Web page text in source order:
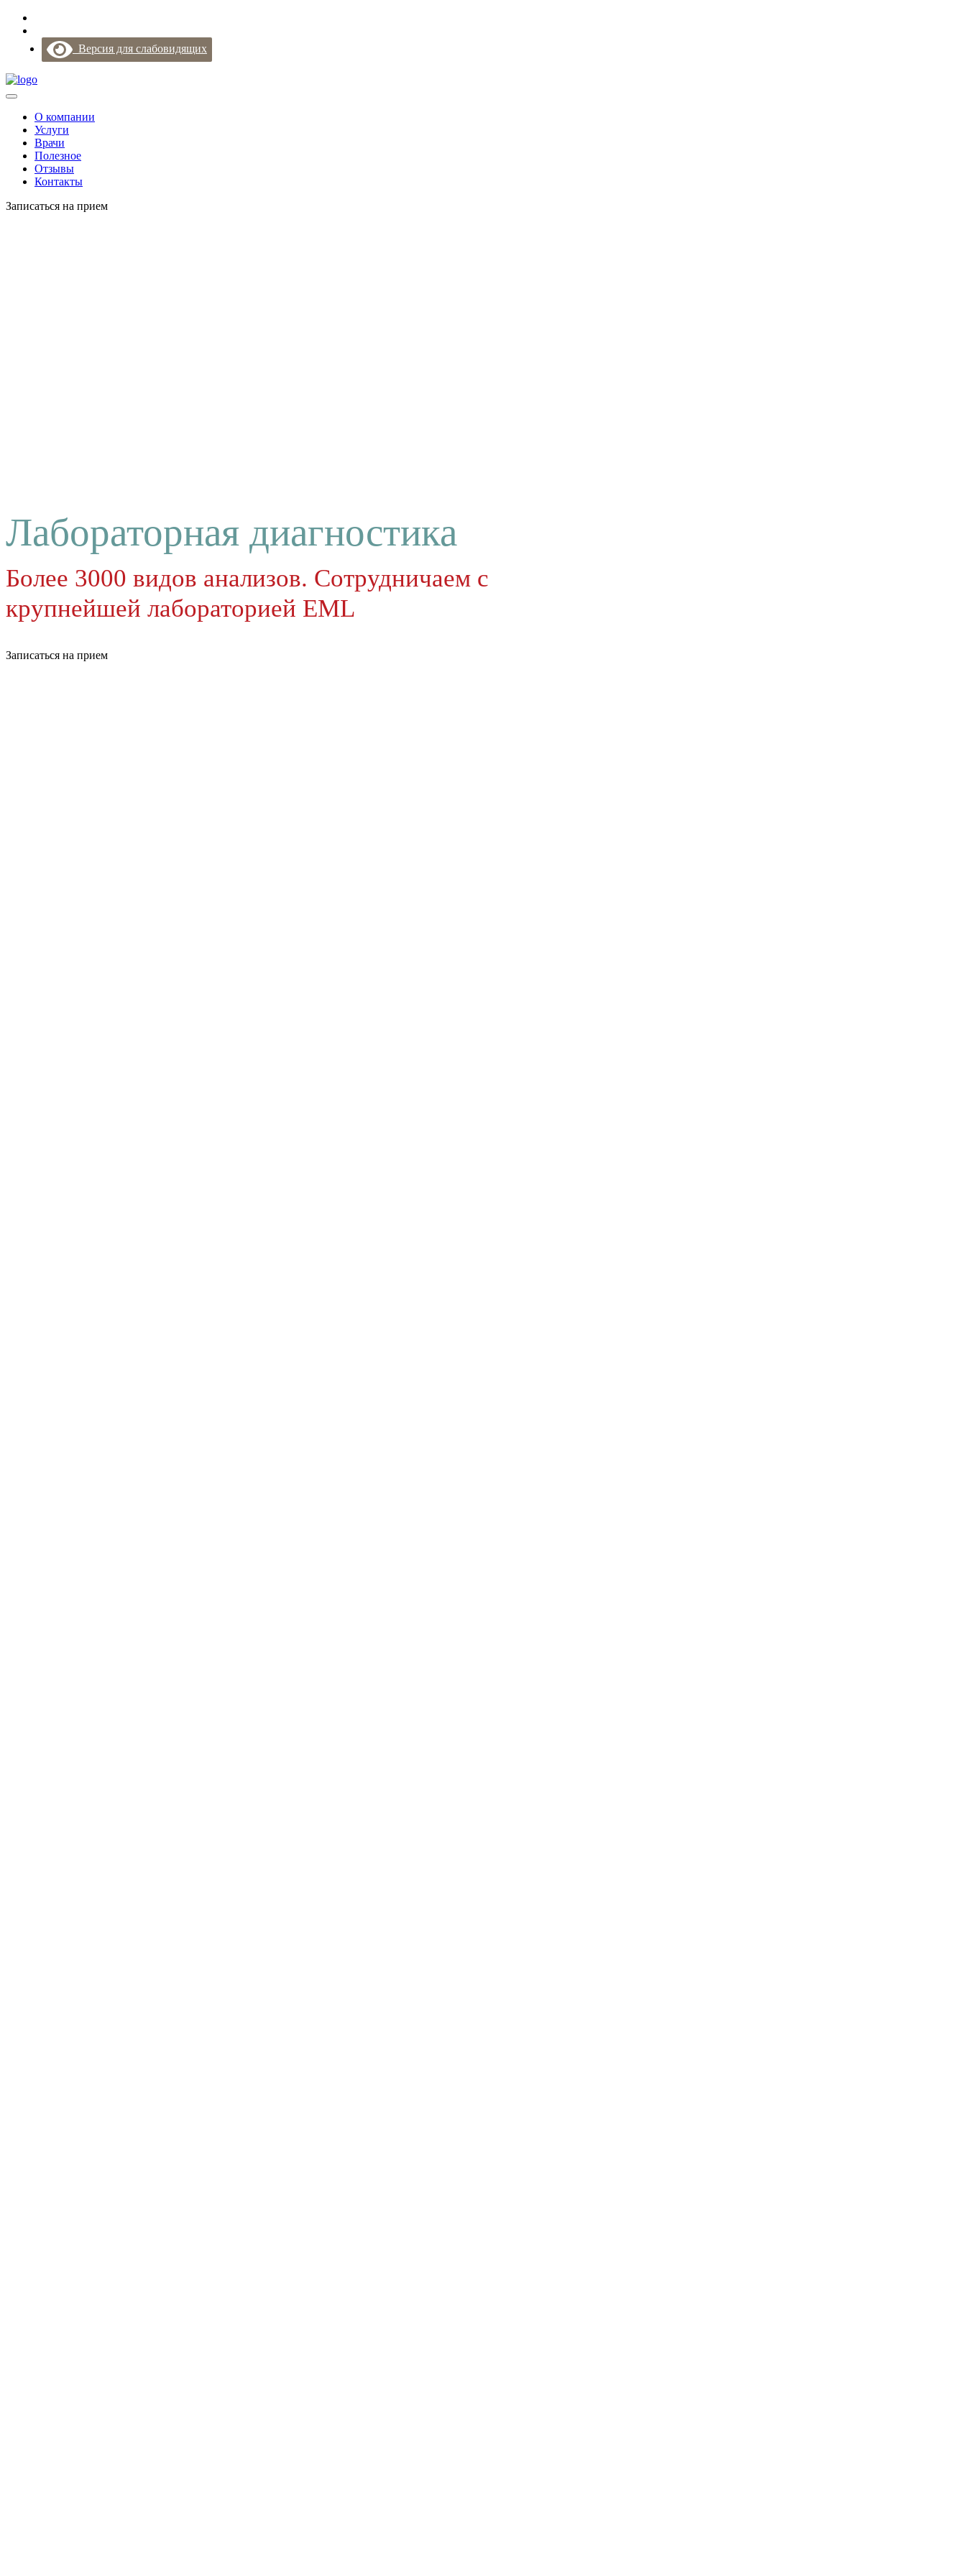
Версия для слабовидящих
О компании
Услуги
Врачи
Полезное
Отзывы
Контакты
Записаться на прием
Лабораторная диагностика
Более 3000 видов анализов. Сотрудничаем с
крупнейшей лабораторией EML
Записаться на прием